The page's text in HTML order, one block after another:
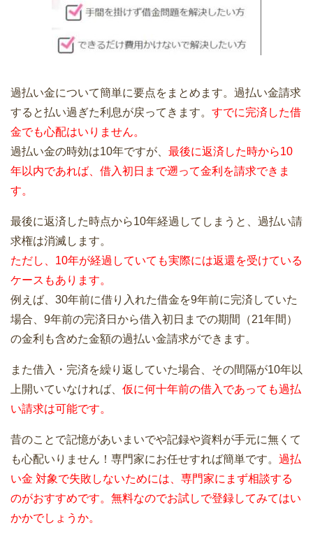
過払い金について簡単に要点をまとめます。過払い金請求
すると払い過ぎた利息が戻ってきます。 すでに完済した借
金でも心配はいりません。
過払い金の時効は10年ですが、 最後に返済した時から10
年以内であれば、借入初日まで遡って金利を請求できま
す。
最後に返済した時点から10年経過してしまうと、過払い請
求権は消滅します。
ただし、10年が経過していても実際には返還を受けている
ケースもあります。
例えば、30年前に借り入れた借金を9年前に完済していた
場合、9年前の完済日から借入初日までの期間（21年間）
の金利も含めた金額の過払い金請求ができます。
また借入・完済を繰り返していた場合、その間隔が10年以
上開いていなければ、 仮に何十年前の借入であっても過払
い請求は可能です。
昔のことで記憶があいまいでや記録や資料が手元に無くて
も心配いりません！専門家にお任せすれば簡単です。 過払
い金 対象で失敗しないためには、専門家にまず相談する
のがおすすめです。無料なのでお試しで登録してみてはい
かかでしょうか。